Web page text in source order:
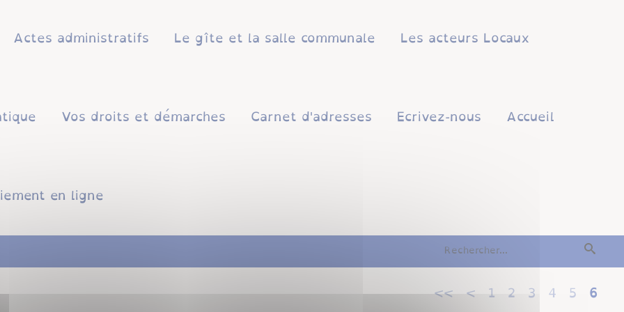
Actes administratifs Le gîte et la salle communale Les acteurs Locaux
Vos droits et démarches Carnet d'adresses Ecrivez-nous Accueil
en ligne
<< < 1 2 3 4 5 6